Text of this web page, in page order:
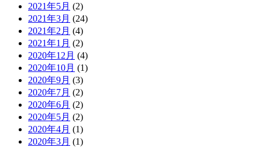
2021年5月 (2)
2021年3月 (24)
2021年2月 (4)
2021年1月 (2)
2020年12月 (4)
2020年10月 (1)
2020年9月 (3)
2020年7月 (2)
2020年6月 (2)
2020年5月 (2)
2020年4月 (1)
2020年3月 (1)